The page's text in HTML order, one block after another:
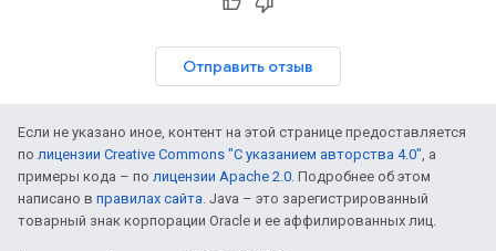
Отправить отзыв
Если не указано иное, контент на этой странице предоставляется
по лицензии Creative Commons "С указанием авторства 4.0", а
примеры кода – по лицензии Apache 2.0. Подробнее об этом
написано в правилах сайта. Java – это зарегистрированный
товарный знак корпорации Oracle и ее аффилированных лиц.